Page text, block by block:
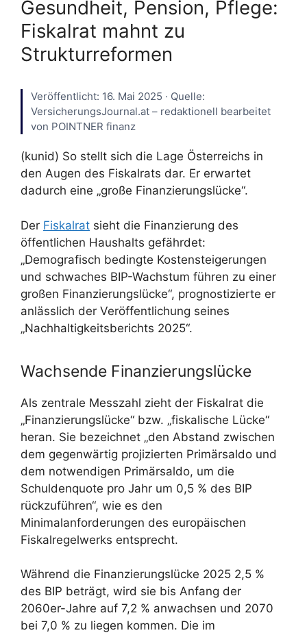
Gesundheit, Pension, Pflege:
Fiskalrat mahnt zu
Strukturreformen
Veröffentlicht: 16. Mai 2025 · Quelle:
VersicherungsJournal.at – redaktionell bearbeitet
von POINTNER finanz
(kunid) So stellt sich die Lage Österreichs in
den Augen des Fiskalrats dar. Er erwartet
dadurch eine „große Finanzierungslücke“.
Der Fiskalrat sieht die Finanzierung des
öffentlichen Haushalts gefährdet:
„Demografisch bedingte Kostensteigerungen
und schwaches BIP-Wachstum führen zu einer
großen Finanzierungslücke“, prognostizierte er
anlässlich der Veröffentlichung seines
„Nachhaltigkeitsberichts 2025“.
Wachsende Finanzierungslücke
Als zentrale Messzahl zieht der Fiskalrat die
„Finanzierungslücke“ bzw. „fiskalische Lücke“
heran. Sie bezeichnet „den Abstand zwischen
dem gegenwärtig projizierten Primärsaldo und
dem notwendigen Primärsaldo, um die
Schuldenquote pro Jahr um 0,5 % des BIP
rückzuführen“, wie es den
Minimalanforderungen des europäischen
Fiskalregelwerks entsprecht.
Während die Finanzierungslücke 2025 2,5 %
des BIP beträgt, wird sie bis Anfang der
2060er-Jahre auf 7,2 % anwachsen und 2070
bei 7,0 % zu liegen kommen. Die im